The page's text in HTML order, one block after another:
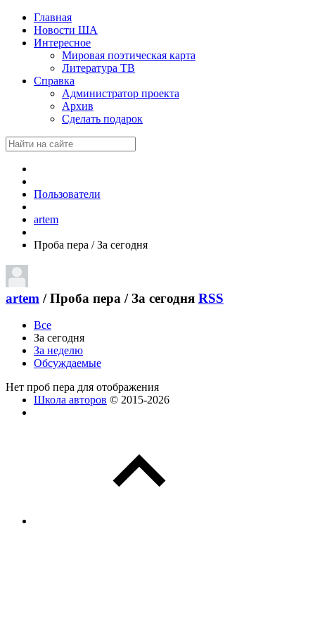
Главная
Новости ША
Интересное
Мировая поэтическая карта
Литература ТВ
Справка
Администратор проекта
Архив
Сделать подарок
Пользователи
artem
Проба пера / За сегодня
artem /Проба пера / За сегодня RSS
Все
За сегодня
За неделю
Обсуждаемые
Нет проб пера для отображения
Школа авторов © 2015-2026